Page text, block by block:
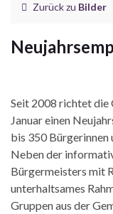
Zurück zu Bilder
Seit 2008 richtet die
Januar einen
bis 350 Bürgerinnen
Neben der
Bürgermeisters mit
unterhaltsames
Gruppen aus der